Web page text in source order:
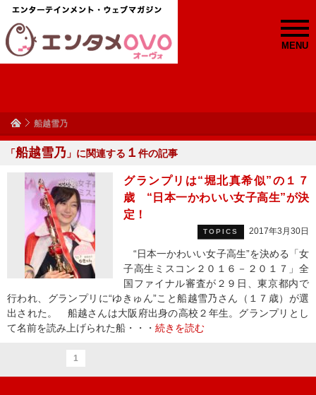
MENU
船越雪乃
「船越雪乃 」に関連する １ 件の記事
グランプリは“堀北真希似”の１７
歳 “日本一かわいい女子高生”が決
定！
TOPICS 2017年3月30日
“日本一かわいい女子高生”を決める「女
子高生ミスコン２０１６－２０１７」全
国ファイナル審査が２９日、東京都内で
行われ、グランプリに“ゆきゅん”こと船越雪乃さん（１７歳）が選
出された。 船越さんは大阪府出身の高校２年生。グランプリとし
て名前を読み上げられた船・・・ 続きを読む
1